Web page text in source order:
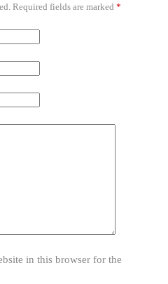
Required fields are marked *
in this browser for the